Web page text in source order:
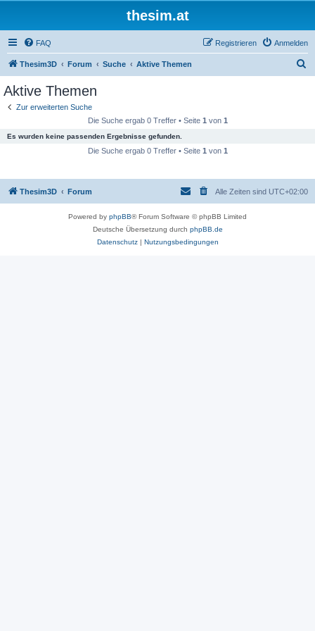
thesim.at
FAQ Anmelden
Registrieren
Thesim3D Forum Suche Aktive Themen
Aktive Themen
Zur erweiterten Suche
Die Suche ergab 0 Treffer • Seite 1 von 1
Es wurden keine passenden Ergebnisse gefunden.
Die Suche ergab 0 Treffer • Seite 1 von 1
Thesim3D Forum Alle Zeiten sind UTC+02:00
Powered by phpBB® Forum Software © phpBB Limited
Deutsche Übersetzung durch phpBB.de
Datenschutz| Nutzungsbedingungen